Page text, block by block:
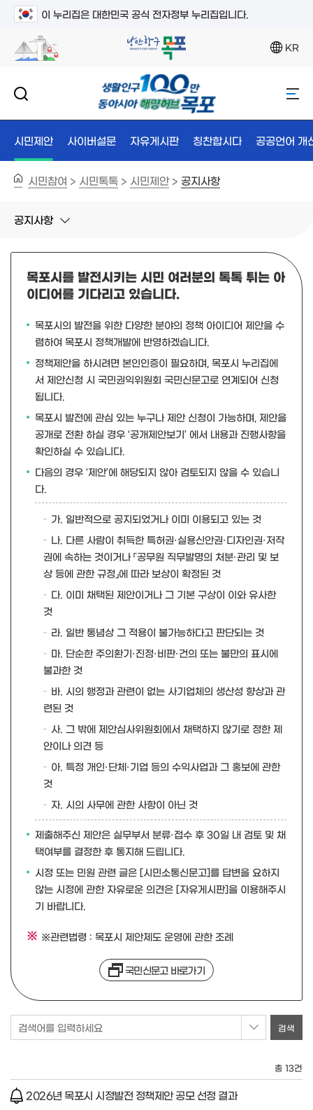
이 누리집은 대한민국 공식 전자정부 누리집입니다.
KR
시민제안 사이버설문 자유게시판 칭찬합시다 공공언어 개
시민참여 > 시민톡톡 > 시민제안 > 공지사항
공지사항
목포시를 발전시키는 시민 여러분의 톡톡 튀는 아
이디어를 기다리고 있습니다.
목포시의 발전을 위한 다양한 분야의 정책 아이디어 제안을 수
렴하여 목포시 정책개발에 반영하겠습니다.
정책제안을 하시려면 본인인증이 필요하며, 목포시 누리집에
서 제안신청 시 국민권익위원회 국민신문고로 연계되어 신청
됩니다.
목포시 발전에 관심 있는 누구나 제안 신청이 가능하며, 제안을
공개로 전환 하실 경우 ‘공개제안보기’ 에서 내용과 진행사항을
확인하실 수 있습니다.
다음의 경우 ‘제안’에 해당되지 않아 검토되지 않을 수 있습니
다.
가. 일반적으로 공지되었거나 이미 이용되고 있는 것
나. 다른 사람이 취득한 특허권·실용신안권·디자인권·저작
권에 속하는 것이거나 「공무원 직무발명의 처분·관리 및 보
상 등에 관한 규정」에 따라 보상이 확정된 것
다. 이미 채택된 제안이거나 그 기본 구상이 이와 유사한
것
라. 일반 통념상 그 적용이 불가능하다고 판단되는 것
마. 단순한 주의환기·진정·비판·건의 또는 불만의 표시에
불과한 것
바. 시의 행정과 관련이 없는 사기업체의 생산성 향상과 관
련된 것
사. 그 밖에 제안심사위원회에서 채택하지 않기로 정한 제
안이나 의견 등
아. 특정 개인·단체·기업 등의 수익사업과 그 홍보에 관한
것
자. 시의 사무에 관한 사항이 아닌 것
제출해주신 제안은 실무부서 분류·접수 후 30일 내 검토 및 채
택여부를 결정한 후 통지해 드립니다.
시정 또는 민원 관련 글은 [시민소통신문고]를 답변을 요하지
않는 시정에 관한 자유로운 의견은 [자유게시판]을 이용해주시
기 바랍니다.
※관련법령 : 목포시 제안제도 운영에 관한 조례
국민신문고 바로가기
검색어를 입력하세요
총 13건
2026년 목포시 시정발전 정책제안 공모 선정 결과